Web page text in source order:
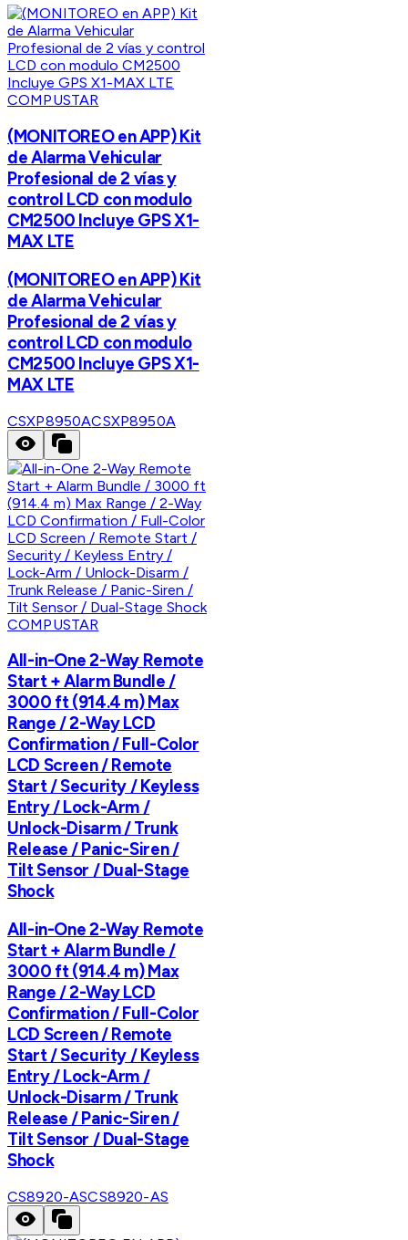
COMPUSTAR
(MONITOREO en APP) Kit
de Alarma Vehicular
Profesional de 2 vías y
control LCD con modulo
CM2500 Incluye GPS X1-
MAX LTE
(MONITOREO en APP) Kit
de Alarma Vehicular
Profesional de 2 vías y
control LCD con modulo
CM2500 Incluye GPS X1-
MAX LTE
CSXP8950ACSXP8950A
COMPUSTAR
All-in-One 2-Way Remote
Start + Alarm Bundle /
3000 ft (914.4 m) Max
Range / 2-Way LCD
Confirmation / Full-Color
LCD Screen / Remote
Start / Security / Keyless
Entry / Lock-Arm /
Unlock-Disarm / Trunk
Release / Panic-Siren /
Tilt Sensor / Dual-Stage
Shock
All-in-One 2-Way Remote
Start + Alarm Bundle /
3000 ft (914.4 m) Max
Range / 2-Way LCD
Confirmation / Full-Color
LCD Screen / Remote
Start / Security / Keyless
Entry / Lock-Arm /
Unlock-Disarm / Trunk
Release / Panic-Siren /
Tilt Sensor / Dual-Stage
Shock
CS8920-ASCS8920-AS